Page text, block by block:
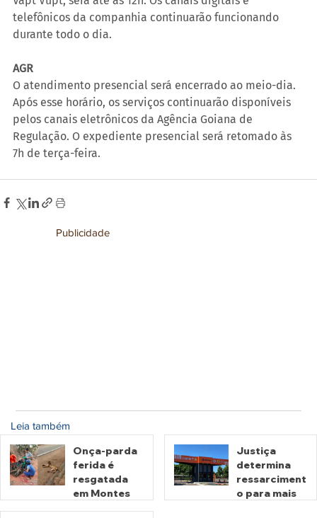
telefônicos da companhia continuarão funcionando
durante todo o dia.
AGR
O atendimento presencial será encerrado ao meio-dia.
Após esse horário, os serviços continuarão disponíveis
pelos canais eletrônicos da Agência Goiana de
Regulação. O expediente presencial será retomado às
7h de terça-feira.
Publicidade
Leia também
Onça-parda
ferida é
resgatada
em Montes
Justiça
determina
ressarciment
o para mais